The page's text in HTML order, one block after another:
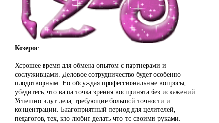
Козерог
Хорошее время для обмена опытом с партнерами и
сослуживцами. Деловое сотрудничество будет особенно
плодотворным. Но обсуждая профессиональные вопросы,
убедитесь, что ваша точка зрения воспринята без искажений.
Успешно идут дела, требующие большой точности и
концентрации. Благоприятный период для целителей,
педагогов, тех, кто любит делать что-то своими руками.